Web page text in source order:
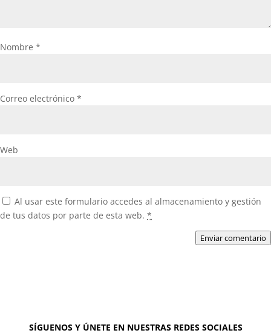
Nombre *
Correo electrónico *
Web
Al usar este formulario accedes al almacenamiento y gestión
de tus datos por parte de esta web. *
Enviar comentario
SÍGUENOS Y ÚNETE EN NUESTRAS REDES SOCIALES